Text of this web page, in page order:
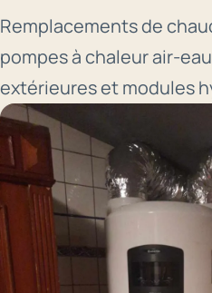
Remplacements de
pompes à chaleur air-
extérieures et modules